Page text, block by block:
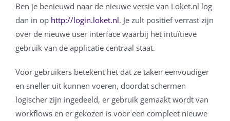
Ben je benieuwd naar de nieuwe versie van Loket.nl log
dan in op http://login.loket.nl. Je zult positief verrast zijn
over de nieuwe user interface waarbij het intuïtieve
gebruik van de applicatie centraal staat.
Voor gebruikers betekent het dat ze taken eenvoudiger
en sneller uit kunnen voeren, doordat schermen
logischer zijn ingedeeld, er gebruik gemaakt wordt van
workflows en er gekozen is voor een compleet nieuwe